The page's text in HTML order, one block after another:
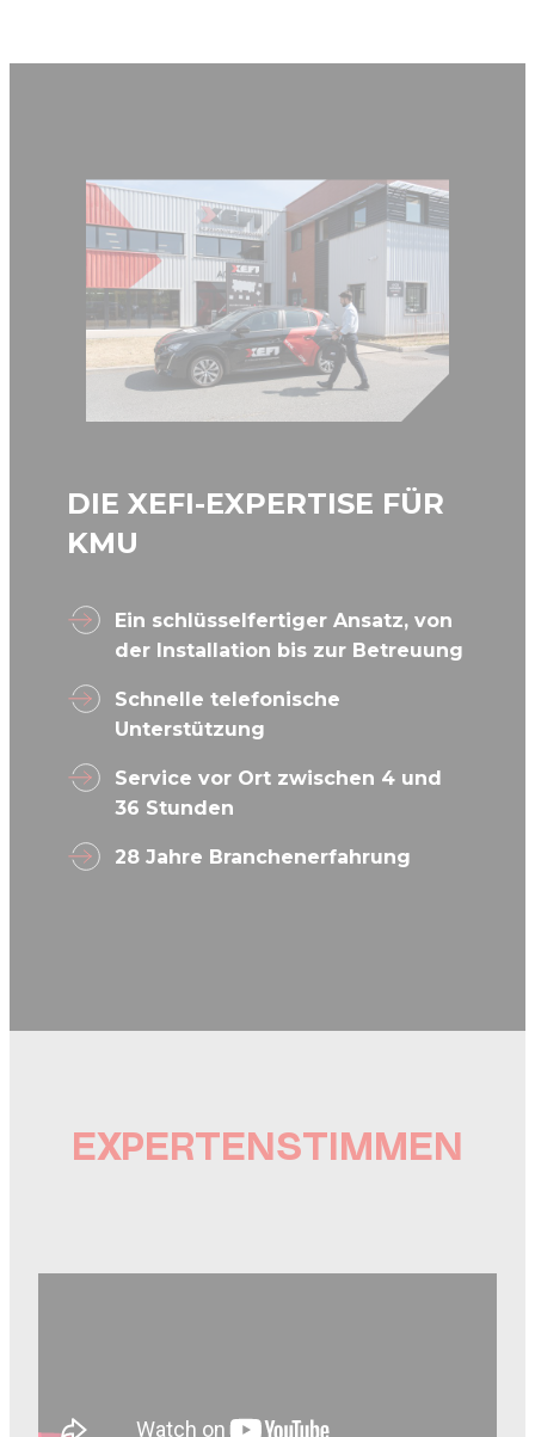
DIE XEFI-EXPERTISE FÜR
KMU
Ein schlüsselfertiger Ansatz, von
der Installation bis zur Betreuung
Schnelle telefonische
Unterstützung
Service vor Ort zwischen 4 und
36 Stunden
28 Jahre Branchenerfahrung
EXPERTENSTIMMEN